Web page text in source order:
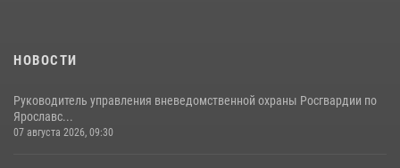
НОВОСТИ
Руководитель управления вневедомственной охраны Росгвардии по
Ярославс...
07 августа 2026, 09:30